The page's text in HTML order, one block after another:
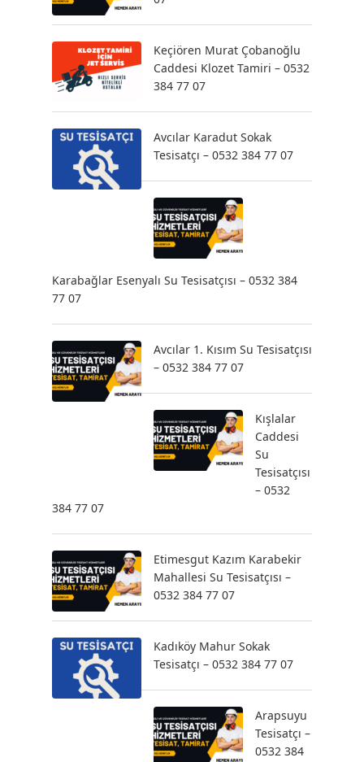
Keçiören Murat Çobanoğlu
Caddesi Klozet Tamiri – 0532
384 77 07
Avcılar Karadut Sokak
Tesisatçı – 0532 384 77 07
Karabağlar Esenyalı Su Tesisatçısı – 0532 384
77 07
Avcılar 1. Kısım Su Tesisatçısı
– 0532 384 77 07
Kışlalar
Caddesi
Su
Tesisatçısı
– 0532
384 77 07
Etimesgut Kazım Karabekir
Mahallesi Su Tesisatçısı –
0532 384 77 07
Kadıköy Mahur Sokak
Tesisatçı – 0532 384 77 07
Arapsuyu
Tesisatçı –
0532 384